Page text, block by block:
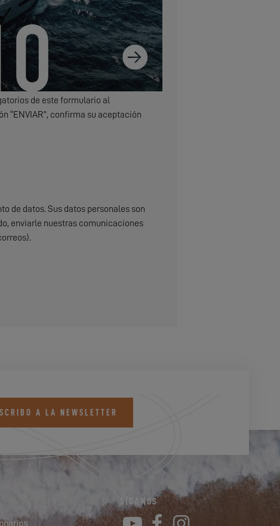
de este formulario al
“ENVIAR”, confirma su aceptación
de datos. Sus datos personales son
enviarle nuestras comunicaciones
A LA NEWSLETTER
SÍGANOS